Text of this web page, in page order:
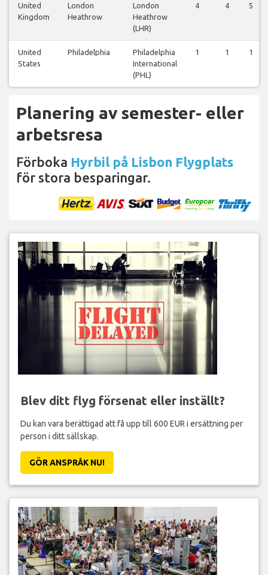
United
Kingdom
London
Heathrow
London
Heathrow
(LHR)
4 4 5
United
States
Philadelphia
Philadelphia
International
(PHL)
1 1 1
Planering av semester- eller
arbetsresa
Förboka Hyrbil på Lisbon Flygplats
för stora besparingar.
Blev ditt flyg försenat eller inställt?
Du kan vara berättigad att få upp till 600 EUR i ersättning per
person i ditt sällskap.
GÖR ANSPRÅK NU!